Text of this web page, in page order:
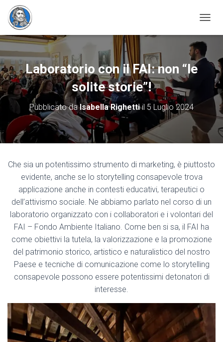
A
V
I
G
O
O
L
Laboratorio con il FAI: non “le
solite storie”!
Pubblicato daIsabella Righettiil 5 Luglio 2024
Che sia un potentissimo strumento di marketing, è piuttosto
evidente, anche se lo storytelling consapevole trova
applicazione anche in contesti educativi, terapeutici o
dell’attivismo sociale. Ne abbiamo parlato nel corso di un
laboratorio organizzato con i collaboratori e i volontari del
FAI – Fondo Ambiente Italiano. Come ben si sa, il FAI ha
come obiettivi la tutela, la valorizzazione e la promozione
del patrimonio storico, artistico e naturalistico del nostro
Paese e tecniche di comunicazione come lo storytelling
consapevole possono essere potentissimi detonatori di
interesse.